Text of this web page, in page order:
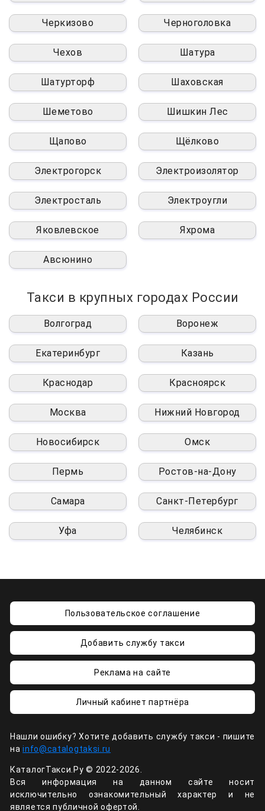
Черкизово Черноголовка
Чехов Шатура
Шатурторф Шаховская
Шеметово Шишкин Лес
Щапово Щёлково
Электрогорск Электроизолятор
Электросталь Электроугли
Яковлевское Яхрома
Авсюнино
Такси в крупных городах России
Волгоград Воронеж
Екатеринбург Казань
Краснодар Красноярск
Москва Нижний Новгород
Новосибирск Омск
Пермь Ростов-на-Дону
Самара Санкт-Петербург
Уфа Челябинск
Пользовательское соглашение
Добавить службу такси
Реклама на сайте
Личный кабинет партнёра
Нашли ошибку? Хотите добавить службу такси - пишите
наinfo@catalogtaksi.ru
КаталогТакси.Ру © 2022-2026.
Вся информация на данном сайте носит
исключительно ознакомительный характер и не
является публичной офертой.